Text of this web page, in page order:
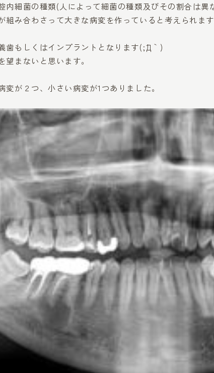
内細菌の種類(人によって細菌の種類及びその割合は
組み合わさって大きな病変を作っていると考えられます
歯もしくはインプラントとなります(;´Д｀)
望まないと思います。
が２つ、小さい病変が1つありました。